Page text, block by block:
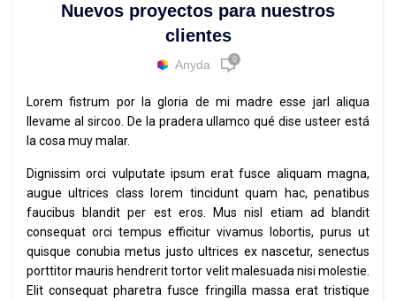
Nuevos proyectos para nuestros
clientes
Anyda 0
Lorem fistrum por la gloria de mi madre esse jarl aliqua
llevame al sircoo. De la pradera ullamco qué dise usteer está
la cosa muy malar.
Dignissim orci vulputate ipsum erat fusce aliquam magna,
augue ultrices class lorem tincidunt quam hac, penatibus
faucibus blandit per est eros. Mus nisl etiam ad blandit
consequat orci tempus efficitur vivamus lobortis, purus ut
quisque conubia metus justo ultrices ex nascetur, senectus
porttitor mauris hendrerit tortor velit malesuada nisi molestie.
Elit consequat pharetra fusce fringilla massa erat tristique